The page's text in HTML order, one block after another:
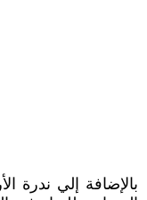
بالإضافة إلي ندرة